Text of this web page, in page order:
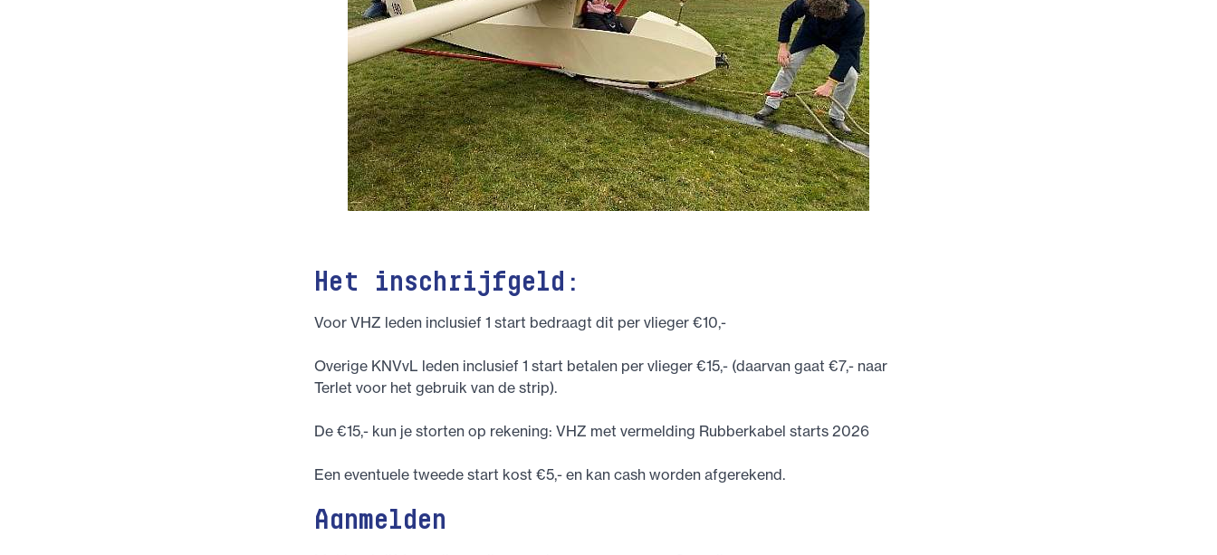
Het inschrijfgeld:
Voor VHZ leden inclusief 1 start bedraagt dit per vlieger €10,-
Overige KNVvL leden inclusief 1 start betalen per vlieger €15,- (daarvan gaat €7,- naar
Terlet voor het gebruik van de strip).
De €15,- kun je storten op rekening: VHZ met vermelding Rubberkabel starts 2026
Een eventuele tweede start kost €5,- en kan cash worden afgerekend.
Aanmelden